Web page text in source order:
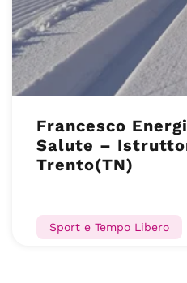
Francesco
Salute –
Trento(TN)
Sport e Tempo Libero